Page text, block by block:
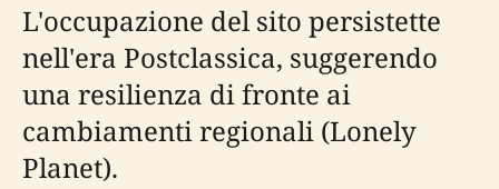
L'occupazione del sito persistette
nell'era Postclassica, suggerendo
una resilienza di fronte ai
cambiamenti regionali (Lonely
Planet).